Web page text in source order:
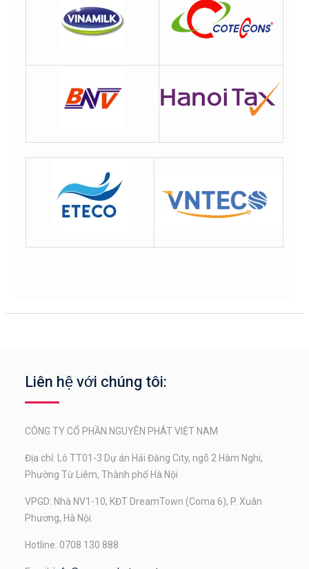
Liên hệ với chúng tôi:
CÔNG TY CỔ PHẦN NGUYÊN PHÁT VIỆT NAM
Địa chỉ: Lô TT01-3 Dự án Hải Đăng City, ngõ 2 Hàm Nghi,
Phường Từ Liêm, Thành phố Hà Nội
VPGD: Nhà NV1-10, KĐT DreamTown (Coma 6), P. Xuân
Phương, Hà Nội.
Hotline: 0708 130 888